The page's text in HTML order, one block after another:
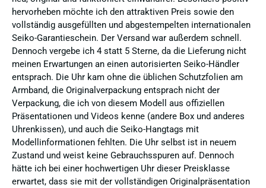
hervorheben möchte ich den attraktiven Preis sowie den
vollständig ausgefüllten und abgestempelten internationalen
Seiko-Garantieschein. Der Versand war außerdem schnell.
Dennoch vergebe ich 4 statt 5 Sterne, da die Lieferung nicht
meinen Erwartungen an einen autorisierten Seiko-Händler
entsprach. Die Uhr kam ohne die üblichen Schutzfolien am
Armband, die Originalverpackung entsprach nicht der
Verpackung, die ich von diesem Modell aus offiziellen
Präsentationen und Videos kenne (andere Box und anderes
Uhrenkissen), und auch die Seiko-Hangtags mit
Modellinformationen fehlten. Die Uhr selbst ist in neuem
Zustand und weist keine Gebrauchsspuren auf. Dennoch
hätte ich bei einer hochwertigen Uhr dieser Preisklasse
erwartet, dass sie mit der vollständigen Originalpräsentation